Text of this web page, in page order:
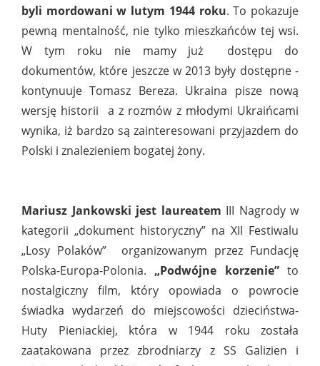
byli mordowani w lutym 1944 roku. To pokazuje
pewną mentalność, nie tylko mieszkańców tej wsi.
W tym roku nie mamy już
dostępu do
dokumentów, które jeszcze w 2013 były dostępne -
kontynuuje Tomasz Bereza. Ukraina pisze nową
wersję historii
a z rozmów z młodymi Ukraińcami
wynika, iż bardzo są zainteresowani przyjazdem do
Polski i znalezieniem bogatej żony.
Mariusz Jankowski jest laureatem III Nagrody w
kategorii „dokument historyczny” na XII Festiwalu
„Losy Polaków”
organizowanym przez Fundację
Polska-Europa-Polonia. „Podwójne korzenie”to
nostalgiczny film, który opowiada o powrocie
świadka wydarzeń do miejscowości dzieciństwa-
Huty Pieniackiej, która w 1944 roku została
zaatakowana przez zbrodniarzy z SS Galizien i